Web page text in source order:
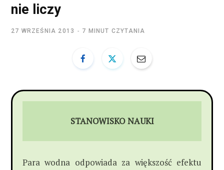
nie liczy
27 WRZEŚNIA 2013 7 MINUT CZYTANIA
STANOWISKO NAUKI
Para wodna odpowiada za większość efektu